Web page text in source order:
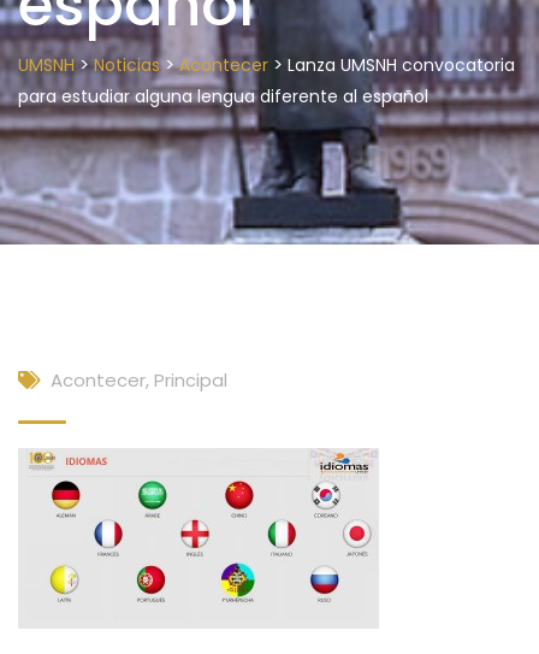
UMSNH>Noticias>Acontecer > Lanza UMSNH convocatoria
para estudiar alguna lengua diferente al español
Acontecer, Principal